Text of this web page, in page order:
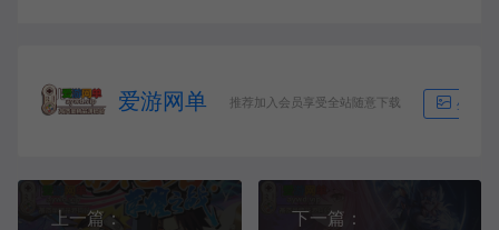
爱游网单 推荐加入会员享受全站随意下载 生成海
上一篇：
下一篇：